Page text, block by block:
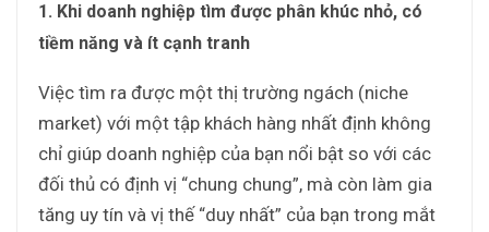
1. Khi doanh nghiệp tìm được phân khúc nhỏ, có
tiềm năng và ít cạnh tranh
Việc tìm ra được một thị trường ngách (niche
market) với một tập khách hàng nhất định không
chỉ giúp doanh nghiệp của bạn nổi bật so với các
đối thủ có định vị “chung chung”, mà còn làm gia
tăng uy tín và vị thế “duy nhất” của bạn trong mắt